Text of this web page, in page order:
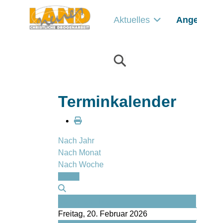
Aktuelles
Terminkalender
Nach Jahr
Nach Monat
Nach Woche
Freitag, 20. Februar 2026